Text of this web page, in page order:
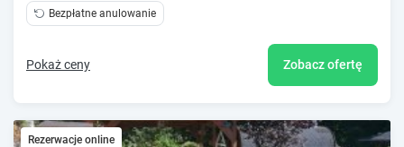
Bezpłatne anulowanie
Pokaż ceny Zobacz ofertę
Rezerwacje online